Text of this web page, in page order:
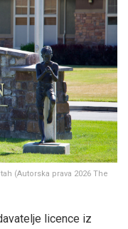
(Autorska prava 2026 The
licence iz